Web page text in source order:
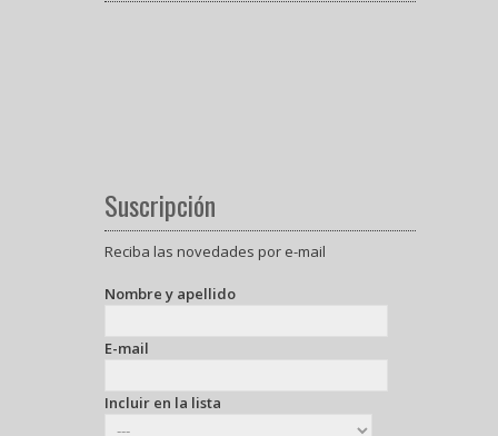
Suscripción
Reciba las novedades por e-mail
Nombre y apellido
E-mail
Incluir en la lista